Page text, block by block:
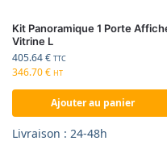
Kit Panoramique 1 Porte
Vitrine L
405.64€ TTC
346.70€ HT
Ajouter au panier
Livraison : 24-48h